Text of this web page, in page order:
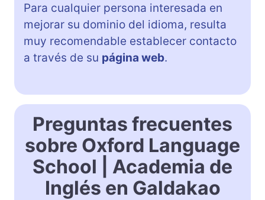
Para cualquier persona interesada en
mejorar su dominio del idioma, resulta
muy recomendable establecer contacto
a través de su página web.
Preguntas frecuentes
sobre Oxford Language
School | Academia de
Inglés en Galdakao